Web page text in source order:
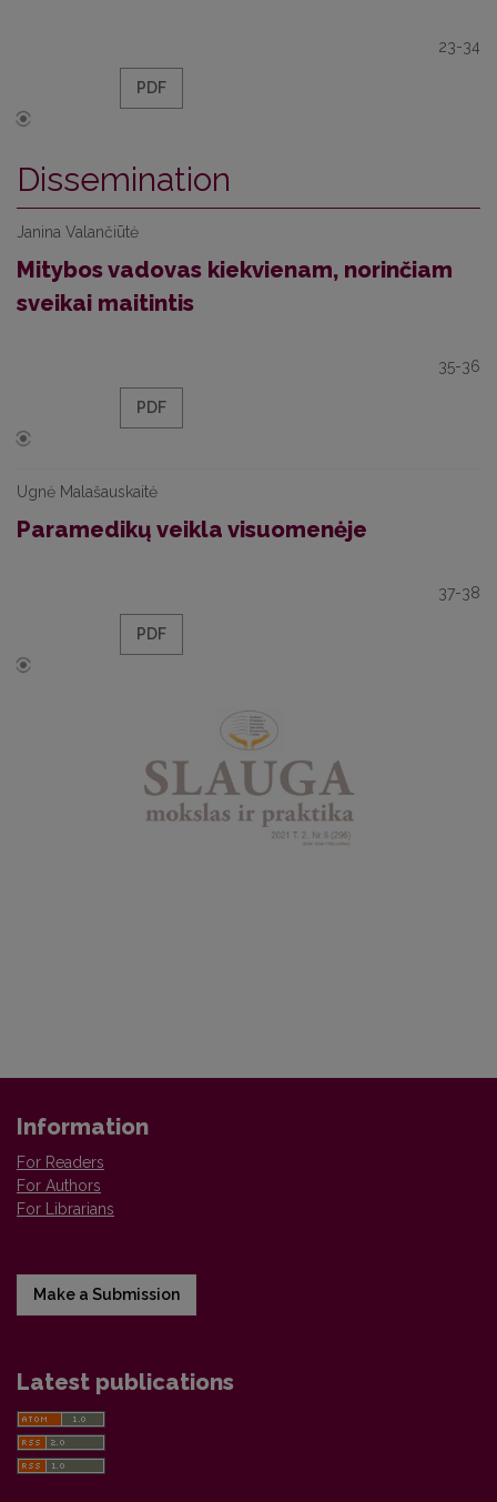
23-34
PDF
Dissemination
Janina Valančiūtė
Mitybos vadovas kiekvienam, norinčiam
sveikai maitintis
35-36
PDF
Ugnė Malašauskaitė
Paramedikų veikla visuomenėje
37-38
PDF
Information
For Readers
For Authors
For Librarians
Make a Submission
Latest publications